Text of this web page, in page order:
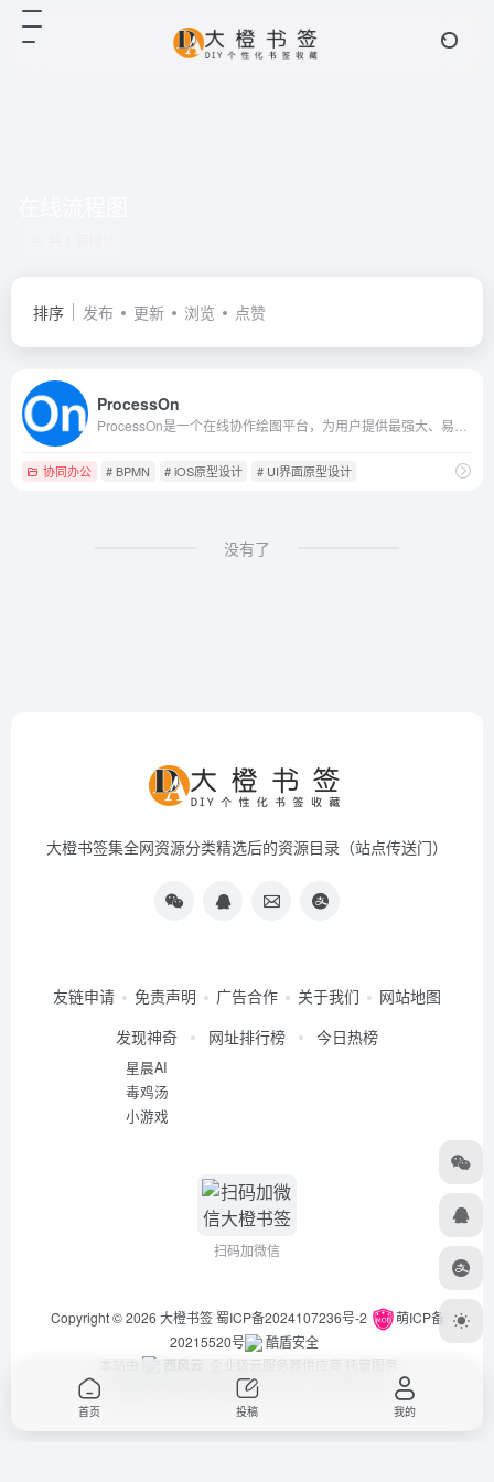
排序 发布 更新 浏览 点赞
ProcessOn
协同办公 # BPMN # iOS原型设计 # UI界面原型设计
没有了
大橙书签集全网资源分类精选后的资源目录（站点传送门）
友链申请 免责声明 广告合作 关于我们
网站地图
发现神奇
星晨AI
毒鸡汤
小游戏
网址排行榜 今日热榜
扫码加微信
Copyright © 2026 大橙书签 蜀ICP备2024107236号-2
萌ICP备
20215520号
酷盾安全
本站由
西风云 企业级云服务器供应商 托管服务
违法举报/投稿等事物联系邮箱：arch_chen@qq.com
首页 投稿 我的